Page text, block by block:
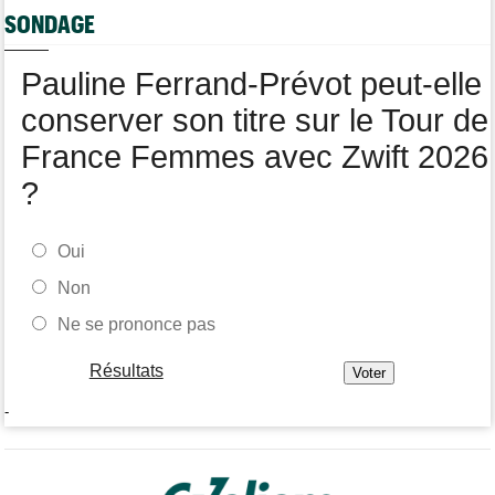
Tour de Burgos
07:43
Transfert
Le Mercato vélo est ouvert... les toutes les dernières infos
SONDAGE
Pauline Ferrand-Prévot peut-elle
conserver son titre sur le Tour de
France Femmes avec Zwift 2026
?
Oui
Non
Ne se prononce pas
Résultats
-